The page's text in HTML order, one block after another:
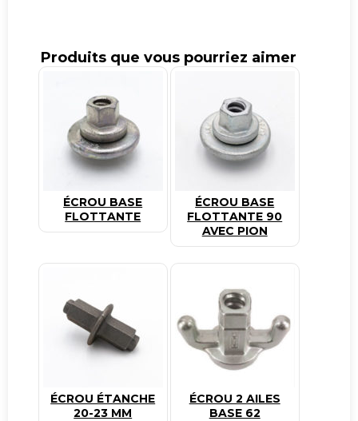
Produits que vous pourriez aimer
ÉCROU BASE
FLOTTANTE
ÉCROU BASE
FLOTTANTE 90
AVEC PION
ÉCROU ÉTANCHE
20-23 MM
ÉCROU 2 AILES
BASE 62